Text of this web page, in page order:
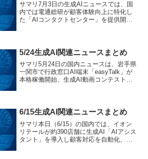
サマリ7月3日の生成AIニュースでは、国
内では電通総研が顧客体験向上に特化し
た「AIコンタクトセンター」を提供開始
グ完全ガイ...
5/24生成AI関連ニュースまとめ
サマリ5月24日の国内ニュースは、岩手県
一関市で行政窓口AI端末「easyTalk」が
本格稼働開始、生成AI動画コンテスト
6/15生成AI関連ニュースまとめ
サマリ本日（6/15）の国内では、イオン
リテールが約390店舗に生成AI「AIアシス
タント」を導入し顧客対応を自動化、東